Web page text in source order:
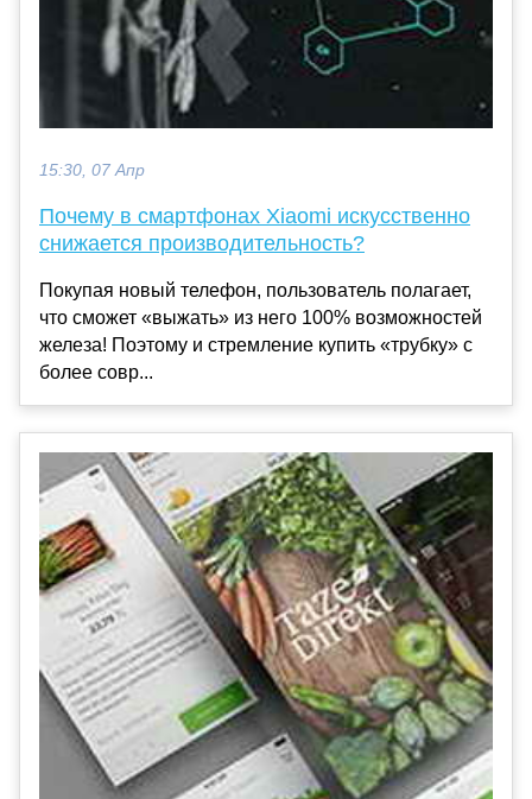
15:30, 07 Апр
Почему в смартфонах Xiaomi искусственно
снижается производительность?
Покупая новый телефон, пользователь полагает,
что сможет «выжать» из него 100% возможностей
железа! Поэтому и стремление купить «трубку» с
более совр...